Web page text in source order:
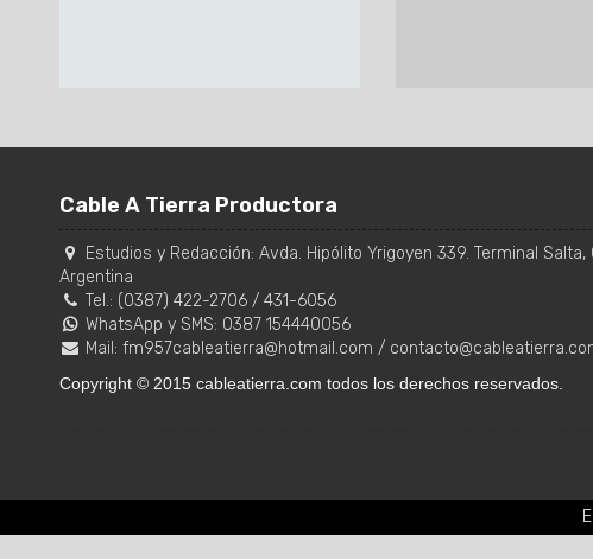
Cable A Tierra Productora
Estudios y Redacción: Avda. Hipólito Yrigoyen 339. Terminal Salta,
Argentina
Tel.: (0387) 422-2706 / 431-6056
WhatsApp y SMS: 0387 154440056
Mail: fm957cableatierra@hotmail.com /
Copyright © 2015 cableatierra.com todos los derechos reservados.